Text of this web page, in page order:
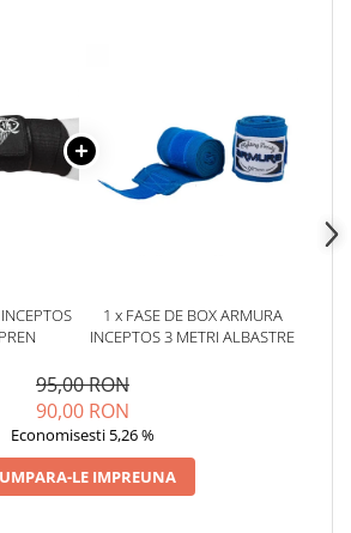
1 x FASE DE BOX ARMURA
INCEPTOS 3 METRI ALBASTRE
95,00 RON
90,00 RON
Economisesti 5,26 %
LE IMPREUNA